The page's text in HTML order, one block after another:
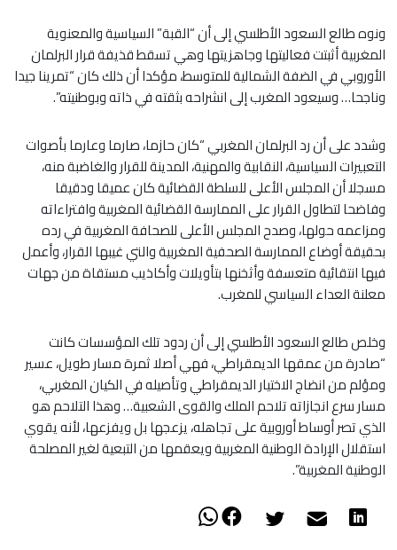
ونوه طالع السعود الأطلسي إلى أن “القبة” السياسية والمعنوية
المغربية أثبتت فعاليتها وجاهزيتها وهي تسقط قذيفة قرار البرلمان
الأوروبي في الضفة الشمالية للمتوسط، مؤكدا أن ذلك كان “تمرينا جيدا
وناجحا… وسيعود المغرب إلى انشراحه بثقته في ذاته وبوطنيته”.
وشدد على أن رد البرلمان المغربي “كان حازما، صارما وعارما بأصوات
التعبيرات السياسية، النقابية والمهنية، المدينة للقرار والغاضبة منه،
مسجلا أن المجلس الأعلى للسلطة القضائية كان عميقا ودقيقا
وفاضحا لتطاول القرار على الممارسة القضائية المغربية وافتراءاته
ومزاعمه حولها، وصدح المجلس الأعلى للصحافة المغربية في رده
بحقيقة أوضاع الممارسة الصحفية المغربية والتي غيبها القرار، وأعمل
فيها انتقائية متعسفة وأثخنها بتأويلات وأكاذيب مستقاة من جهات
معلنة العداء السياسي للمغرب.
وخلص طالع السعود الأطلسي إلى أن ردود تلك المؤسسات كانت
“صادرة من عمقها الديمقراطي، فهي أصلا ثمرة مسار طويل، عسير
ومؤلم من انضاج الاختيار الديمقراطي وتأصيله في الكيان المغربي،
مسار سرع انجازاته تلاحم الملك والقوى الشعبية… وهذا التلاحم هو
الذي تصر أوساط أوروبية على تجاهله، يزعجها بل ويفزعها، لأنه يقوي
استقلال الإرادة الوطنية المغربية ويعقمها من التبعية لغير المصلحة
الوطنية المغربية”.